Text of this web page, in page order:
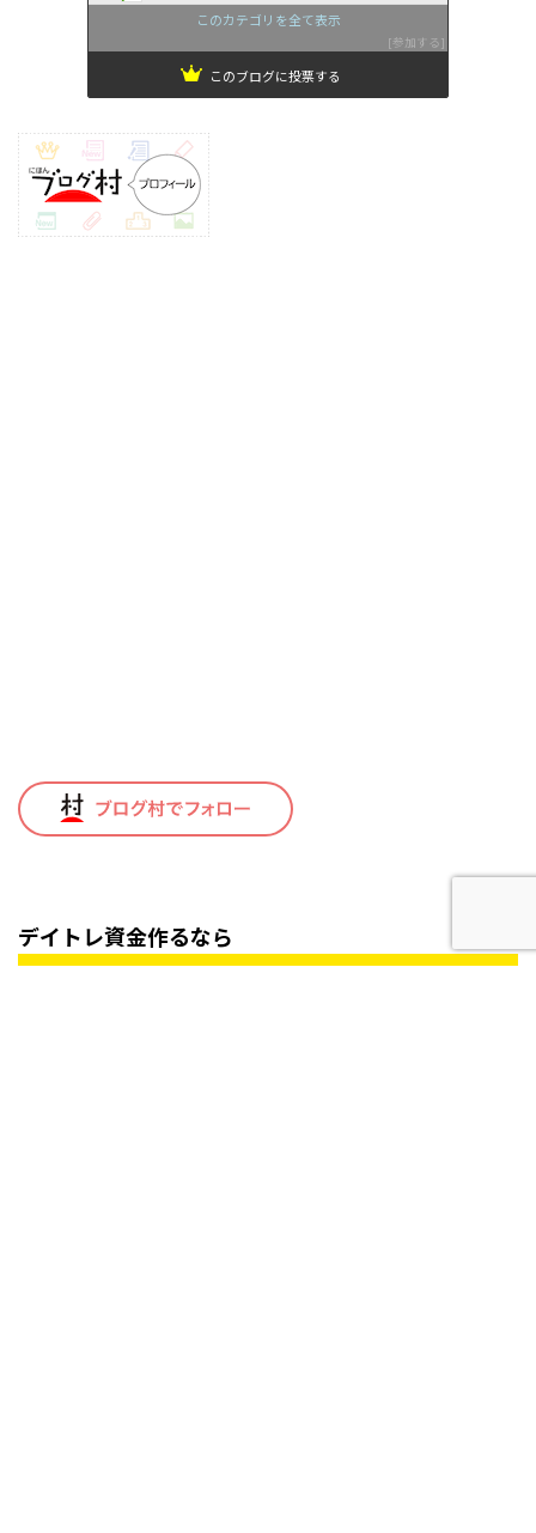
このカテゴリを全て表示
参加する
このブログに投票する
デイトレ資金作るなら